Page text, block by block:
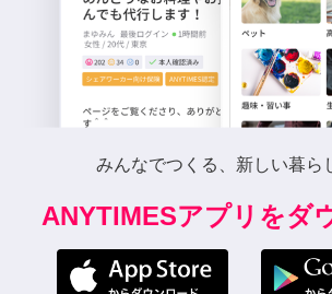
みんなでつくる、新しい暮ら
ANYTIMESアプリをダ